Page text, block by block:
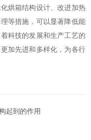
烘箱结构设计、改进加热
等措施，可以显著降低能
科技的发展和生产工艺的
加先进和多样化，为各行
起到的作用